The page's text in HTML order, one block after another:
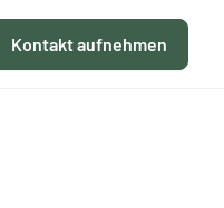
Kontakt aufnehmen